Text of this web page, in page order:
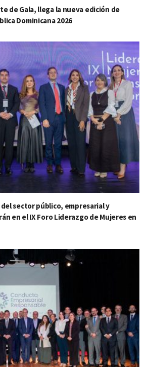
de Gala, llega la nueva edición de
Dominicana 2026
sector público, empresarial y
en el IX Foro Liderazgo de Mujeres en